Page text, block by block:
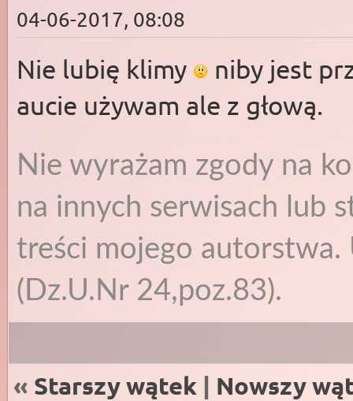
04-06-2017, 08:08
Nie lubię klimy
niby jest
aucie używam ale z głową.
Nie wyrażam zgody na
na innych serwisach lub
treści mojego
(Dz.U.Nr 24,poz.83).
« Starszy wątek | Nowszy